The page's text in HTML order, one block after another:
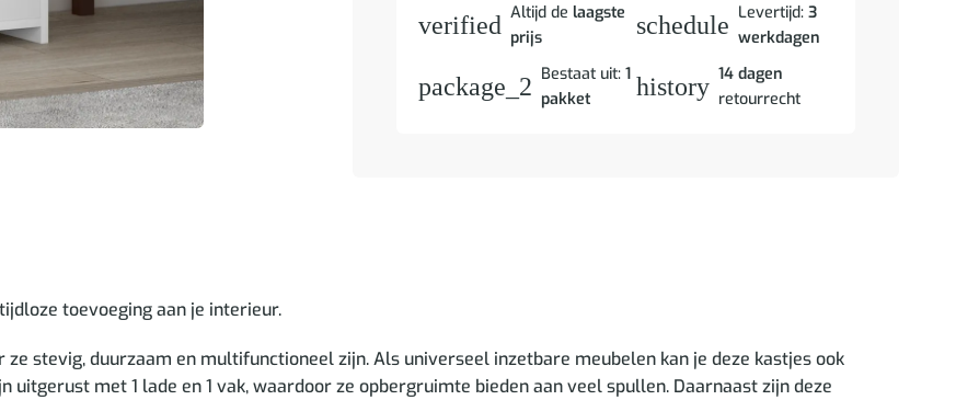
verified Altijd de laagste
prijs
schedule Levertijd:3
werkdagen
package_2 Bestaat uit: 1
pakket
history 14 dagen
retourrecht
toevoeging aan je interieur.
stevig, duurzaam en multifunctioneel zijn. Als universeel inzetbare meubelen kan je deze kastjes ook
met 1 lade en 1 vak, waardoor ze opbergruimte bieden aan veel spullen. Daarnaast zijn deze